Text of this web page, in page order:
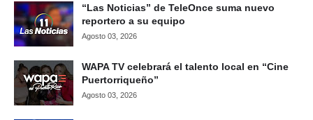
“Las Noticias” de TeleOnce suma nuevo
reportero a su equipo
Agosto 03, 2026
WAPA TV celebrará el talento local en “Cine
Puertorriqueño”
Agosto 03, 2026